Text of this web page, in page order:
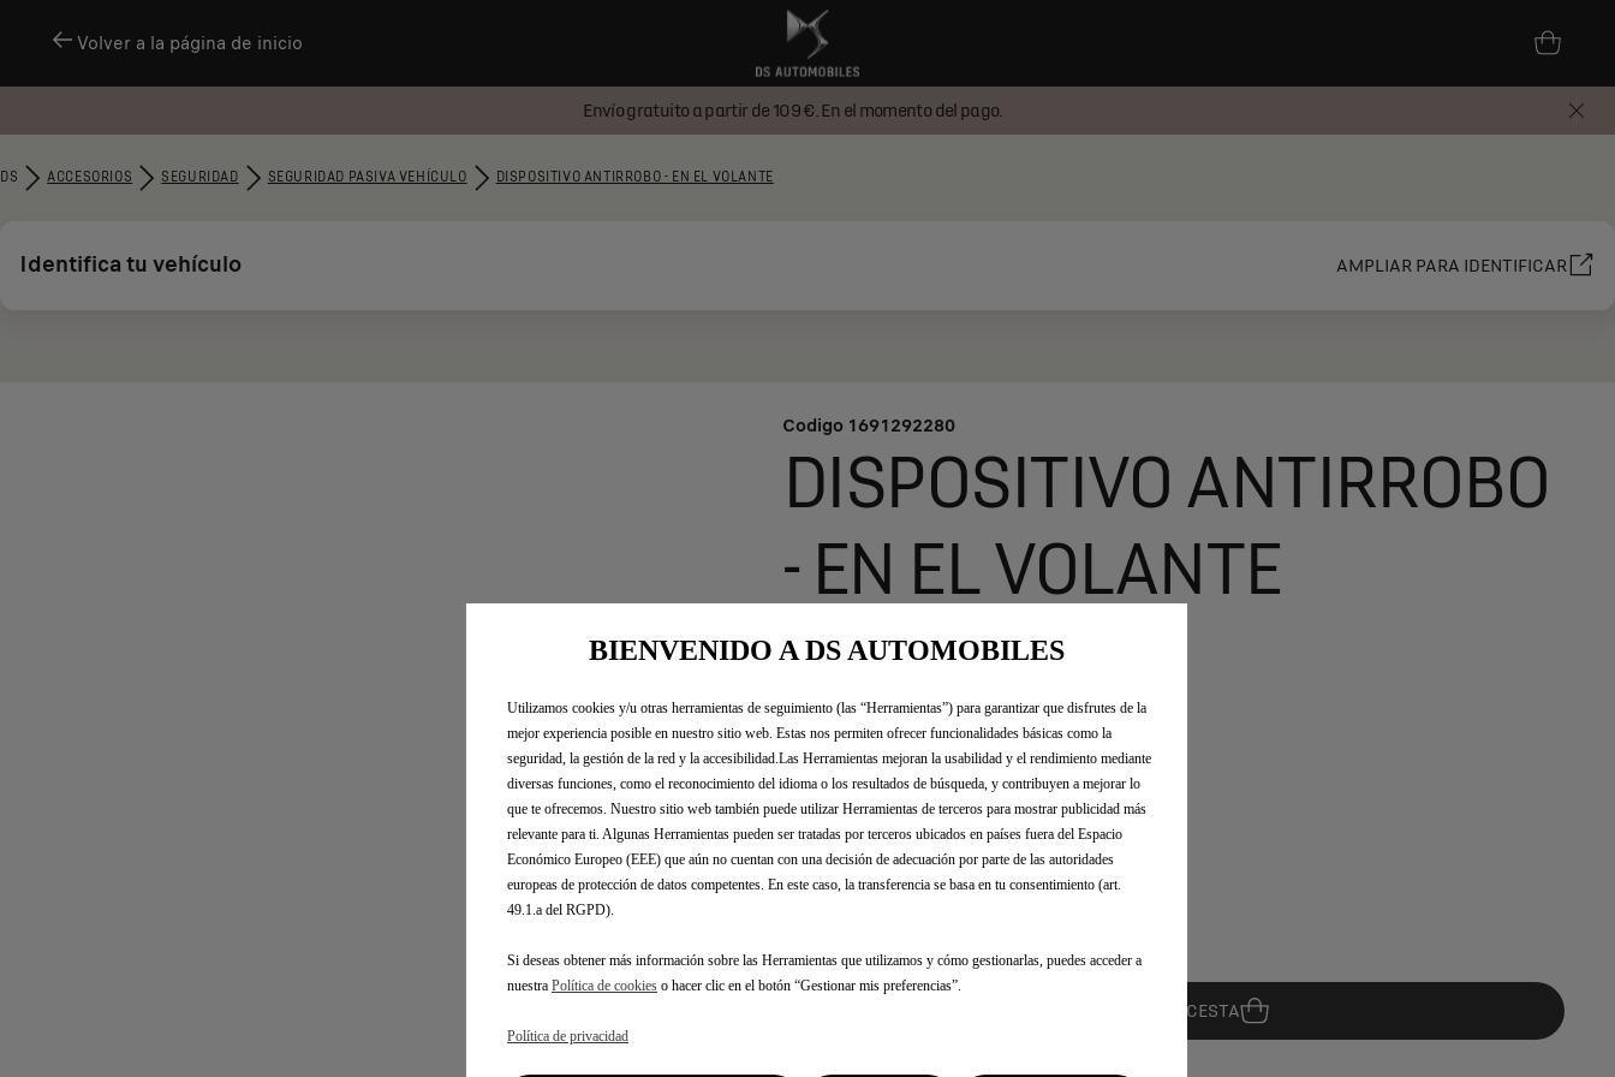
Volver a la página de inicio
Envío gratuito a partir de 109 €. En el momento del pago.
DS ACCESORIOS SEGURIDAD SEGURIDAD PASIVA VEHÍCULO DISPOSITIVO ANTIRROBO - EN EL VOLANTE
Identifica tu vehículo AMPLIAR PARA IDENTIFICAR
Codigo 1691292280
DISPOSITIVO ANTIRROBO
- EN EL VOLANTE
241,07 €
r
i
c
e
i
s
2
,
IVA/UNIDAD
- +
Q
u
a
n
t
y
u
AÑADIR A LA CESTA
BIENVENIDO A DS AUTOMOBILES
Utilizamos cookies y/u otras herramientas de seguimiento (las “Herramientas”) para garantizar que disfrutes de la
mejor experiencia posible en nuestro sitio web. Estas nos permiten ofrecer funcionalidades básicas como la
seguridad, la gestión de la red y la accesibilidad.Las Herramientas mejoran la usabilidad y el rendimiento mediante
diversas funciones, como el reconocimiento del idioma o los resultados de búsqueda, y contribuyen a mejorar lo
que te ofrecemos. Nuestro sitio web también puede utilizar Herramientas de terceros para mostrar publicidad más
relevante para ti. Algunas Herramientas pueden ser tratadas por terceros ubicados en países fuera del Espacio
Económico Europeo (EEE) que aún no cuentan con una decisión de adecuación por parte de las autoridades
europeas de protección de datos competentes. En este caso, la transferencia se basa en tu consentimiento (art.
49.1.a del RGPD).
Si deseas obtener más información sobre las Herramientas que utilizamos y cómo gestionarlas, puedes acceder a
nuestra Política de cookies o hacer clic en el botón “Gestionar mis preferencias”.
Política de privacidad